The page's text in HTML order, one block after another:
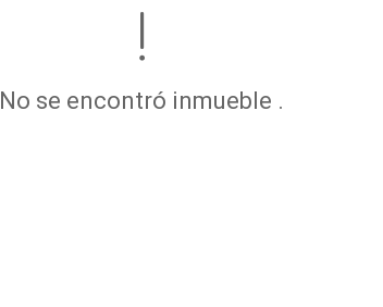
No se encontró inmueble .